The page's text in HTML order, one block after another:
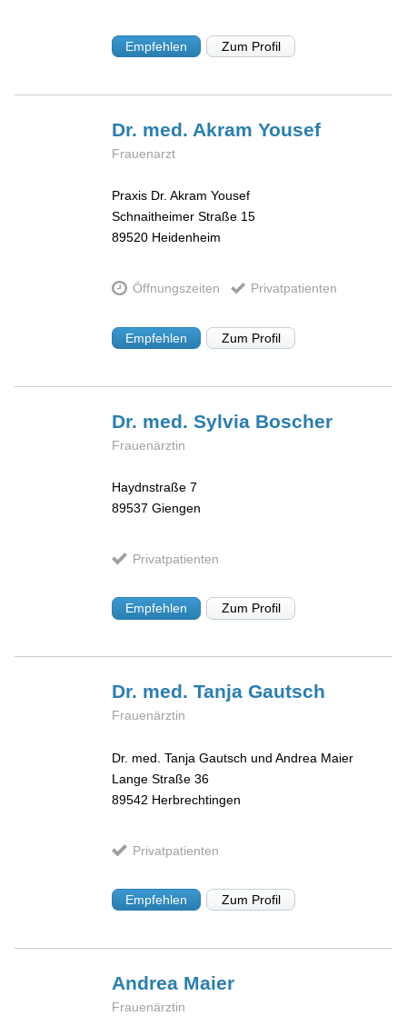
Empfehlen Zum Profil
Dr. med. AkramYousef
Frauenarzt
Praxis Dr. Akram Yousef
Schnaitheimer Straße 15
89520 Heidenheim
Öffnungszeiten Privatpatienten
Empfehlen Zum Profil
Dr. med. Sylvia Boscher
Frauenärztin
Haydnstraße 7
89537 Giengen
Privatpatienten
Empfehlen Zum Profil
Dr. med. TanjaGautsch
Frauenärztin
Dr. med. Tanja Gautsch und Andrea Maier
Lange Straße 36
89542 Herbrechtingen
Privatpatienten
Empfehlen Zum Profil
Andrea Maier
Frauenärztin